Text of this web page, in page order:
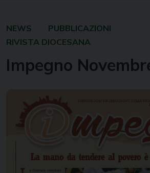
NEWS
PUBBLICAZIONI
RIVISTA DIOCESANA
Impegno